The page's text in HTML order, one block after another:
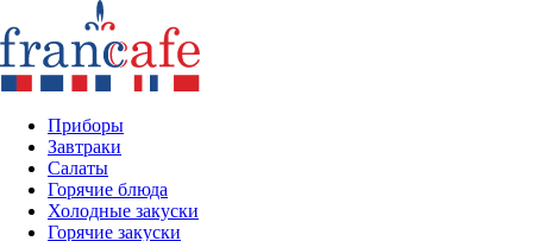
Приборы
Завтраки
Салаты
Горячие блюда
Холодные закуски
Горячие закуски